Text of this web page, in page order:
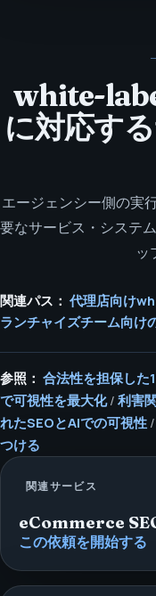
white-
に対応す
エージェンシー側の実
要なサービス・システ
ッ
関連パス： 代理店向け
ランチャイズチーム向け
参照： 合法性を担保した
で可視性を最大化/ 利害
れたSEOとAIでの可視性 /
つける
関連サービス
eCommerce
この依頼を開始する